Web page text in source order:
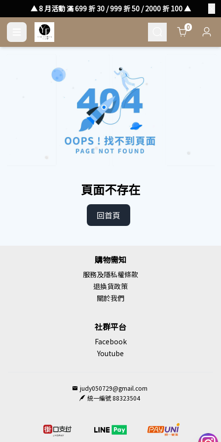
▲ 8 月活動 滿 699 折 30 / 999 折 50 / 2000 折 100 ▲
Cart0
頁面不存在
回首頁
購物需知
服務及隱私權條款
退換貨政策
關於我們
社群平台
Facebook
Youtube
judy050729@gmail.com
統一編號 88323504